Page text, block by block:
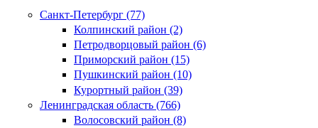
Санкт-Петербург (77)
Колпинский район (2)
Петродворцовый район (6)
Приморский район (15)
Пушкинский район (10)
Курортный район (39)
Ленинградская область (766)
Волосовский район (8)